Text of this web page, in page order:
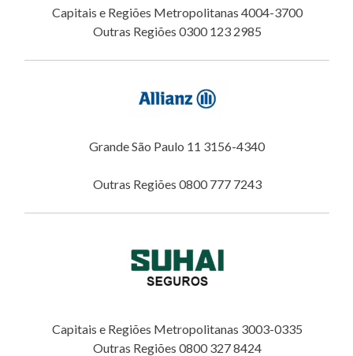
Capitais e Regiões Metropolitanas 4004-3700
Outras Regiões 0300 123 2985
Grande São Paulo 11 3156-4340
Outras Regiões 0800 777 7243
Capitais e Regiões Metropolitanas 3003-0335
Outras Regiões 0800 327 8424